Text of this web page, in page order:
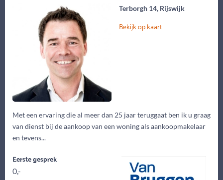
Terborgh 14, Rijswijk
Bekijk op kaart
Met een ervaring die al meer dan 25 jaar teruggaat ben ik u graag
van dienst bij de aankoop van een woning als aankoopmakelaar
en tevens...
Eerste gesprek
0,-